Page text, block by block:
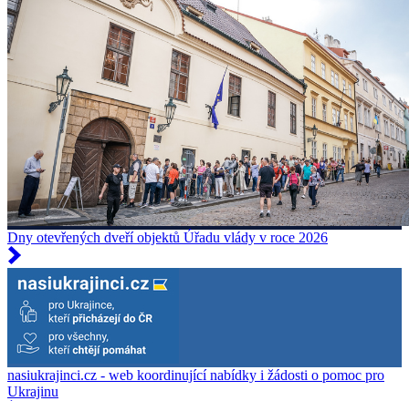
Dny otevřených dveří objektů Úřadu vlády v roce 2026
nasiukrajinci.cz - web koordinující nabídky i žádosti o pomoc pro
Ukrajinu